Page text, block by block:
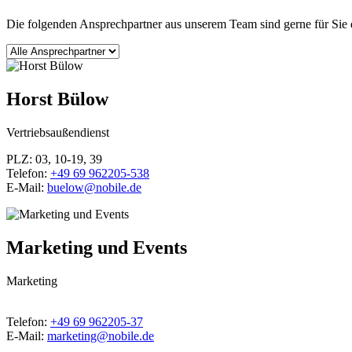
Die folgenden Ansprechpartner aus unserem Team sind gerne für Sie
Horst Bülow
Vertriebsaußendienst
PLZ: 03, 10-19, 39
Telefon: +49 69 962205-538
E-Mail: buelow@nobile.de
Marketing und Events
Marketing
Telefon: +49 69 962205-37
E-Mail: marketing@nobile.de